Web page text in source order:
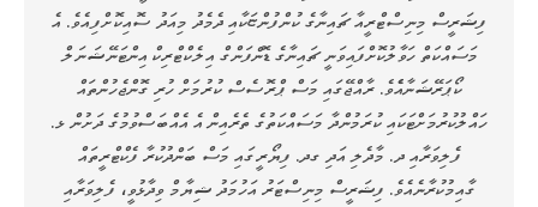
ފިޝަރީސް މިނިސްޓްރީއާ ޗައިނާގެ ކުންފުންޏަކާއި ދެމެދު މިއަދު ސޮއިކޮށްފިއެވެ. އެ
މަސައްކަތް ހަވާލުކޮށްފައިވަނީ ޗައިނާގެ ޑޮންފަންގް އިލެކްޓްރިކް އިންޓަނޭޝަނަލް
ކޯޕަރޭޝަނާއެެވެ. ރާއްޖޭގައި މަސް ޕްރޮސެސް ކުރުމަށް ހުރި ގޮންޖެހުންތައް
ހައްލުކުރުމަށްޓަކައި ކުރަމުންދާ މަސައްކަތުގެ ތެރެއިން އެ އެއްބަސްވުމުގެ ދަށުން ޅ.
ފެލިވަރާއި ދ. މާދެލި އަދި ގދ. ފިޔޯރީގައި މަސް ބަންދުކުރާ ފެކްޓްރީތައް
ގާއިމުކުރާނެއެވެ. ފިޝަރީސް މިނިސްޓަރު އަހުމަދު ޝިޔާމް ވިދާޅުވީ، ފެލިވަރާއި